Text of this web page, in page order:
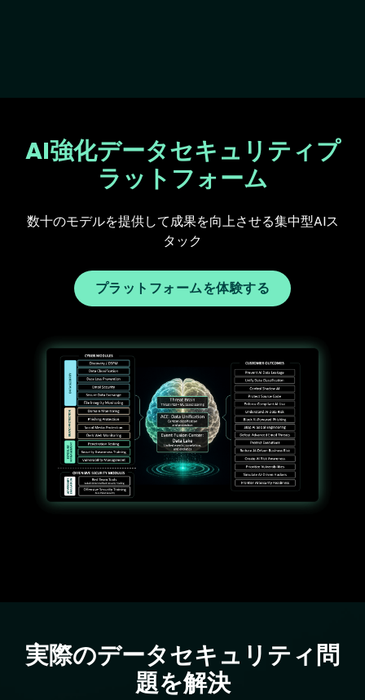
AI強化データセキュリティプ
ラットフォーム
数十のモデルを提供して成果を向上させる集中型AIス
タック
プラットフォームを体験する
Text
実際のデータセキュリティ問
題を解決